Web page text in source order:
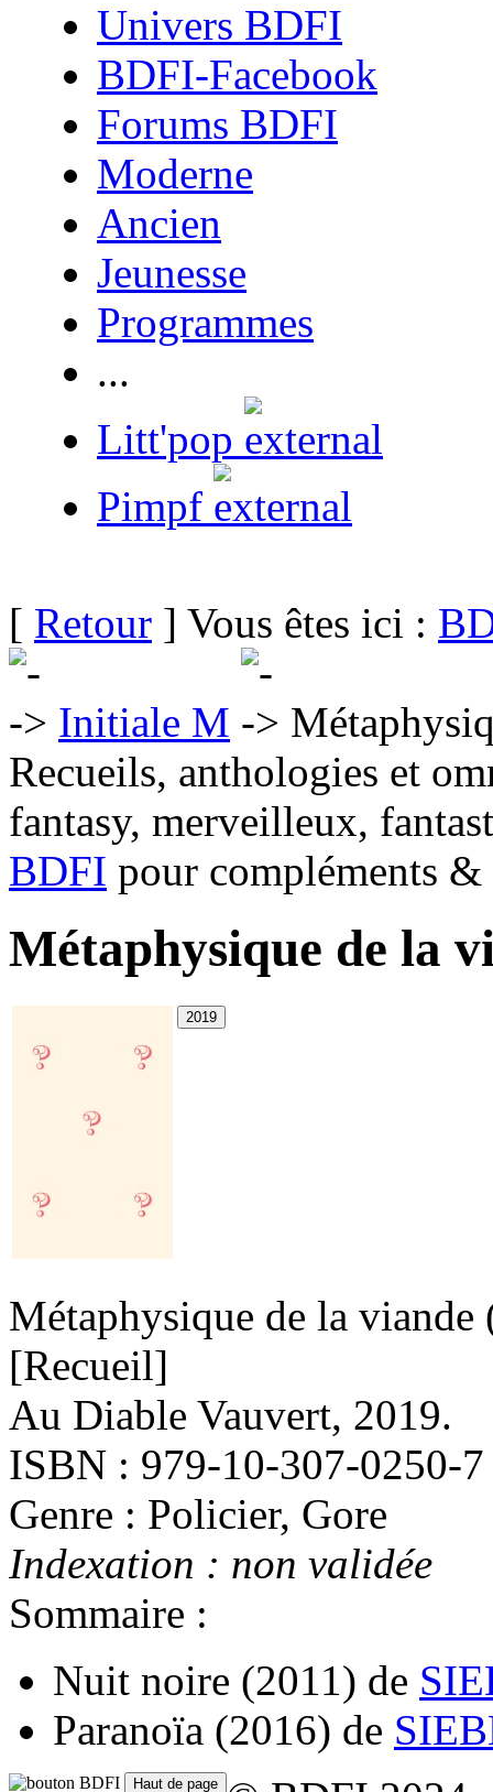
Univers BDFI
BDFI-Facebook
Forums BDFI
Moderne
Ancien
Jeunesse
Programmes
...
Litt'pop
Pimpf
[ Retour ] Vous êtes ici :
Initiale M
Recueils, anthologies et
fantasy, merveilleux,
BDFI pour compléments
Métaphysique de la
Métaphysique de la viande
[Recueil]
Au Diable Vauvert, 2019.
ISBN : 979-10-307-0250-7
Genre : Policier, Gore
Indexation : non validée
Sommaire :
Nuit noire (2011) de
Paranoïa (2016) de